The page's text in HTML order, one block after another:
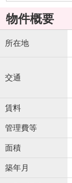
物件概要
所在地
交通
賃料
管理費等
面積
築年月